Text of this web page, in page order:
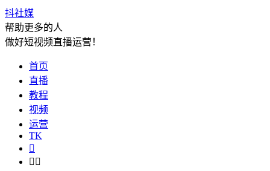
抖社媒
帮助更多的人
做好短视频直播运营！
首页
直播
教程
视频
运营
TK

 